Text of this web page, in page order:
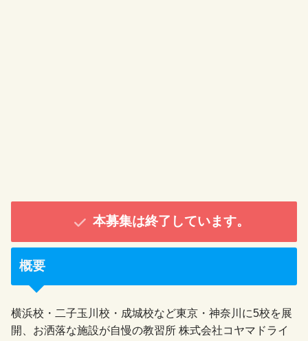
本募集は終了しています。
概要
横浜校・二子玉川校・成城校など東京・神奈川に5校を展
開、お洒落な施設が自慢の教習所 株式会社コヤマドライ